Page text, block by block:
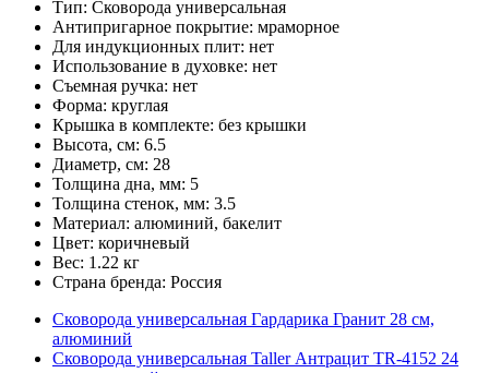
Тип: Сковорода универсальная
Антипригарное покрытие: мраморное
Для индукционных плит: нет
Использование в духовке: нет
Съемная ручка: нет
Форма: круглая
Крышка в комплекте: без крышки
Высота, см: 6.5
Диаметр, см: 28
Толщина дна, мм: 5
Толщина стенок, мм: 3.5
Материал: алюминий, бакелит
Цвет: коричневый
Вес: 1.22 кг
Страна бренда: Россия
Сковорода универсальная Гардарика Гранит 28 см,
алюминий
Сковорода универсальная Taller Антрацит TR-4152 24